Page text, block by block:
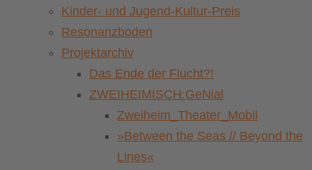
Kinder- und Jugend-Kultur-Preis
Resonanzboden
Projektarchiv
Das Ende der Flucht?!
ZWEIHEIMISCH:GeNial
Zweiheim_Theater_Mobil
»Between the Seas // Beyond the
Lines«